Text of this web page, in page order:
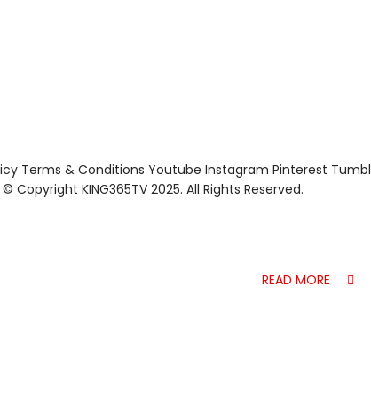
Terms & Conditions Youtube Instagram Pinterest
© Copyright KING365TV 2025. All Rights Reserved.
READ MORE